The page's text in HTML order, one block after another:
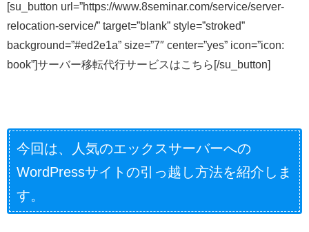
[su_button url=”https://www.8seminar.com/service/server-
relocation-service/” target=”blank” style=”stroked”
background=”#ed2e1a” size=”7″ center=”yes” icon=”icon:
book”]サーバー移転代行サービスはこちら[/su_button]
今回は、人気のエックスサーバーへの
WordPressサイトの引っ越し方法を紹介しま
す。